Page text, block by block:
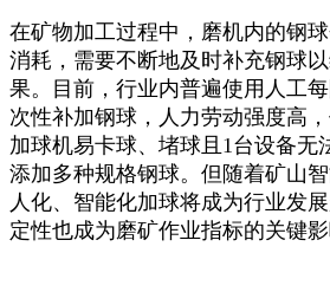
在矿物加工过程中，磨机内的钢
消耗，需要不断地及时补充钢球
果。目前，行业内普遍使用人工
次性补加钢球，人力劳动强度高
加球机易卡球、堵球且1台设备无
添加多种规格钢球。但随着矿山
人化、智能化加球将成为行业发
定性也成为磨矿作业指标的关键影